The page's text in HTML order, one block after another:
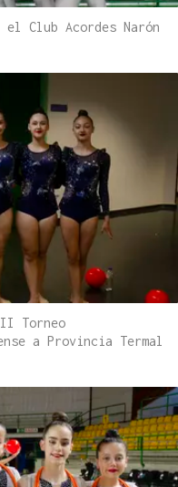
Club Acordes Narón
Torneo
a Provincia Termal